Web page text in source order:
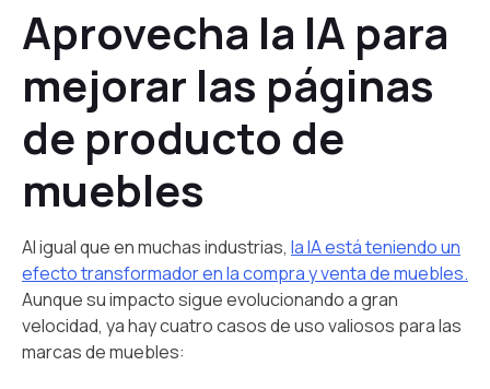
Aprovecha la IA para
mejorar las páginas
de producto de
muebles
Al igual que en muchas industrias, la IA está teniendo un
efecto transformador en la compra y venta de muebles.
Aunque su impacto sigue evolucionando a gran
velocidad, ya hay cuatro casos de uso valiosos para las
marcas de muebles: